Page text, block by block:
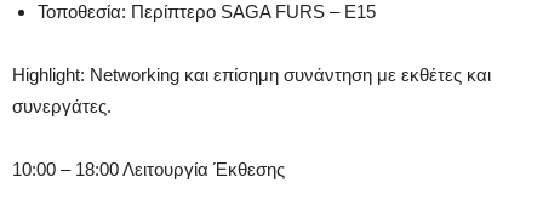
Τοποθεσία: Περίπτερο SAGA FURS – E15
Highlight: Networking και επίσημη συνάντηση με εκθέτες και
συνεργάτες.
10:00 – 18:00 Λειτουργία Έκθεσης